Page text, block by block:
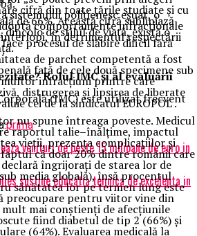
sistemului polițienesc eșuat, o
comportamente infracționale
în detrimentul respectării
de parchet competentă a fost
față de cele două specimene sub
multor infracțiuni printre care
distrugerea și lipsirea de liberate
cei de la sindicatul EUROPOL .
prima
venituri de peste 15 milioane de euro in
sustine educatia tehnica de excelenta in
cifră din toate țările studiate și cu
de 66%. Această cifră subliniază
dincolo de stilul de viață, există o
procesul de slăbire dificil fără
Rolul IMC și al evaluării
(IMC) este utilizat frecvent
nu spune întreaga poveste. Medicul
raportul talie–înălțime, impactul
vieții, prezența complicațiilor și
că doar 20% dintre românii care
îngrijorați de starea lor de
media globală), însă procentul
sănătatea lor pe termen lung este
preocupare pentru viitor vine din
mai conștienți de afecțiunile
fiind diabetul de tip 2 (66%) și
(64%). Evaluarea medicală la